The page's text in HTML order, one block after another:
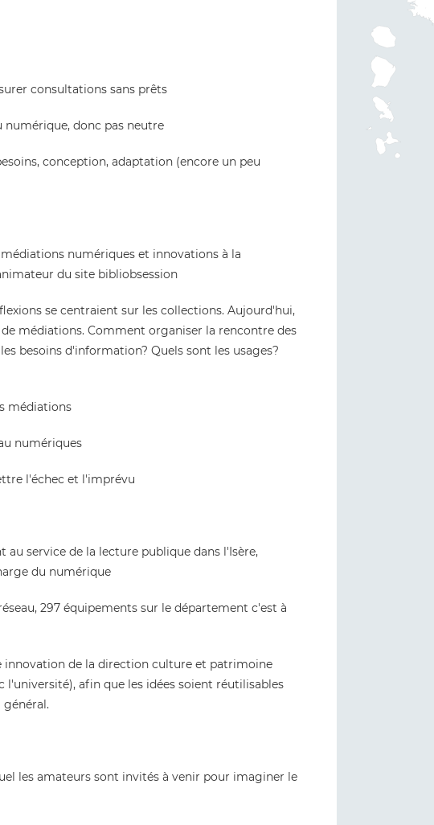
consultations sans prêts
numérique, donc pas neutre
conception, adaptation (encore un peu
numériques et innovations à la
du site bibliobsession
se centraient sur les collections. Aujourd'hui,
médiations. Comment organiser la rencontre des
besoins d'information? Quels sont les usages?
médiations
numériques
l'échec et l'imprévu
au service de la lecture publique dans l'Isère,
du numérique
297 équipements sur le département c'est à
innovation de la direction culture et patrimoine
l'université), afin que les idées soient réutilisables
les amateurs sont invités à venir pour imaginer le